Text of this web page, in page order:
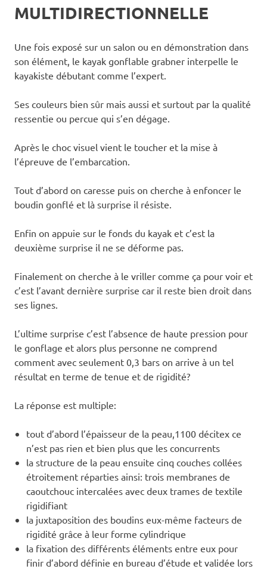
MULTIDIRECTIONNELLE
Une fois exposé sur un salon ou en démonstration dans
son élément, le kayak gonflable grabner interpelle le
kayakiste débutant comme l’expert.
Ses couleurs bien sûr mais aussi et surtout par la qualité
ressentie ou percue qui s’en dégage.
Après le choc visuel vient le toucher et la mise à
l’épreuve de l’embarcation.
Tout d’abord on caresse puis on cherche à enfoncer le
boudin gonflé et là surprise il résiste.
Enfin on appuie sur le fonds du kayak et c’est la
deuxième surprise il ne se déforme pas.
Finalement on cherche à le vriller comme ça pour voir et
c’est l’avant dernière surprise car il reste bien droit dans
ses lignes.
L’ultime surprise c’est l’absence de haute pression pour
le gonflage et alors plus personne ne comprend
comment avec seulement 0,3 bars on arrive à un tel
résultat en terme de tenue et de rigidité?
La réponse est multiple:
tout d’abord l’épaisseur de la peau,1100 décitex ce
n’est pas rien et bien plus que les concurrents
la structure de la peau ensuite cinq couches collées
étroitement réparties ainsi: trois membranes de
caoutchouc intercalées avec deux trames de textile
rigidifiant
la juxtaposition des boudins eux-même facteurs de
rigidité grâce à leur forme cylindrique
la fixation des différents éléments entre eux pour
finir d’abord définie en bureau d’étude et validée lors